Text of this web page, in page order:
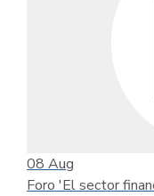
08 Aug
Foro 'El sector